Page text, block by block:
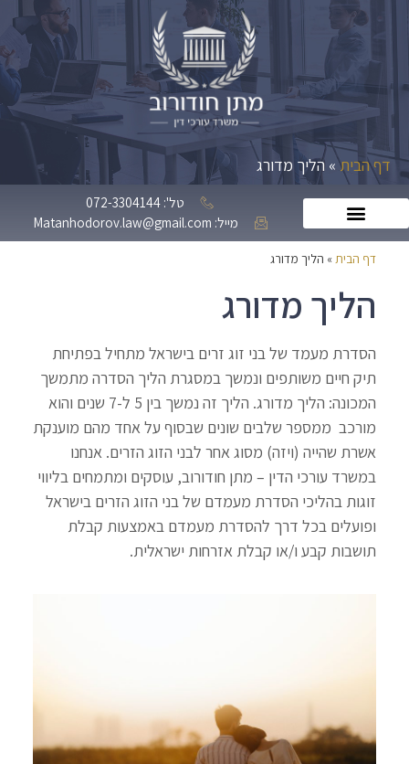
דף הבית» הליך מדורג
טל': 072-3304144
מייל: Matanhodorov.law@gmail.com
דף הבית» הליך מדורג
הליך מדורג
הסדרת מעמד של בני זוג זרים בישראל מתחיל בפתיחת
תיק חיים משותפים ונמשך במסגרת הליך הסדרה מתמשך
המכונה: הליך מדורג. הליך זה נמשך בין 5 ל-7 שנים והוא
מורכב ממספר שלבים שונים שבסוף על אחד מהם מוענקת
אשרת שהייה (ויזה) מסוג אחר לבני הזוג הזרים. אנחנו
במשרד עורכי הדין – מתן חודורוב, עוסקים ומתמחים בליווי
זוגות בהליכי הסדרת מעמדם של בני הזוג הזרים בישראל
ופועלים בכל דרך להסדרת מעמדם באמצעות קבלת
תושבות קבע ו/או קבלת אזרחות ישראלית.